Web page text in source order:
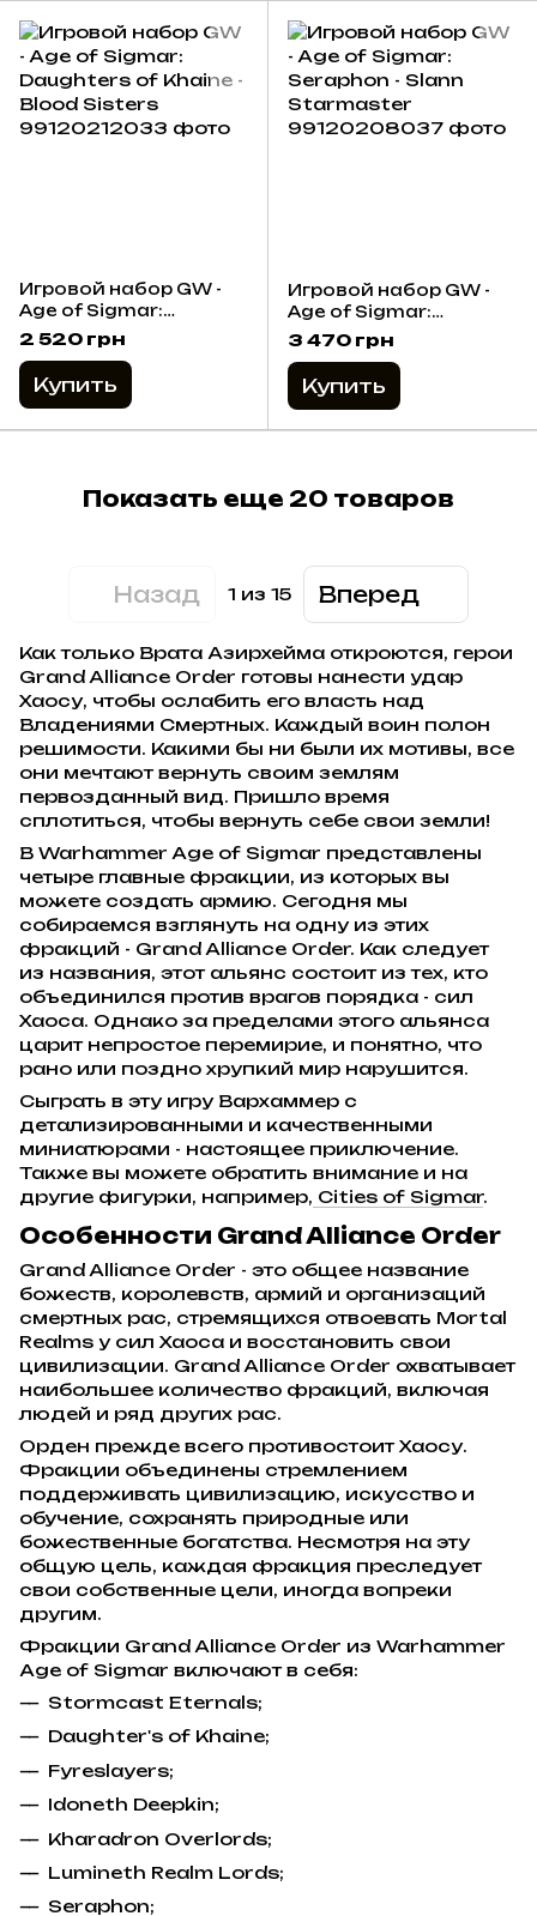
Игровой набор GW -
Age of Sigmar:
Daughters of Khaine -
Blood Sisters
2 520 грн
Купить
Игровой набор GW -
Age of Sigmar:
Seraphon - Slann
Starmaster
3 470 грн
Купить
Показать еще 20 товаров
Назад 1 из 15 Вперед
Как только Врата Азирхейма откроются, герои
Grand Alliance Order готовы нанести удар
Хаосу, чтобы ослабить его власть над
Владениями Смертных. Каждый воин полон
решимости. Какими бы ни были их мотивы, все
они мечтают вернуть своим землям
первозданный вид. Пришло время
сплотиться, чтобы вернуть себе свои земли!
В Warhammer Age of Sigmar представлены
четыре главные фракции, из которых вы
можете создать армию. Сегодня мы
собираемся взглянуть на одну из этих
фракций - Grand Alliance Order. Как следует
из названия, этот альянс состоит из тех, кто
объединился против врагов порядка - сил
Хаоса. Однако за пределами этого альянса
царит непростое перемирие, и понятно, что
рано или поздно хрупкий мир нарушится.
Сыграть в эту игру Вархаммер с
детализированными и качественными
миниатюрами - настоящее приключение.
Также вы можете обратить внимание и на
другие фигурки, например, Cities of Sigmar.
Особенности Grand Alliance Order
Grand Alliance Order - это общее название
божеств, королевств, армий и организаций
смертных рас, стремящихся отвоевать Mortal
Realms у сил Хаоса и восстановить свои
цивилизации. Grand Alliance Order охватывает
наибольшее количество фракций, включая
людей и ряд других рас.
Орден прежде всего противостоит Хаосу.
Фракции объединены стремлением
поддерживать цивилизацию, искусство и
обучение, сохранять природные или
божественные богатства. Несмотря на эту
общую цель, каждая фракция преследует
свои собственные цели, иногда вопреки
другим.
Фракции Grand Alliance Order из Warhammer
Age of Sigmar включают в себя:
Stormcast Eternals;
Daughter's of Khaine;
Fyreslayers;
Idoneth Deepkin;
Kharadron Overlords;
Lumineth Realm Lords;
Seraphon;